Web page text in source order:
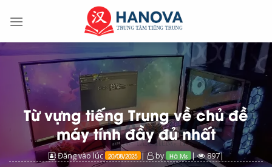
Từ vựng tiếng Trung về chủ đề
máy tính đầy đủ nhất
Đăng vào lúc 20/08/2025 | by Hà Ms | 897|